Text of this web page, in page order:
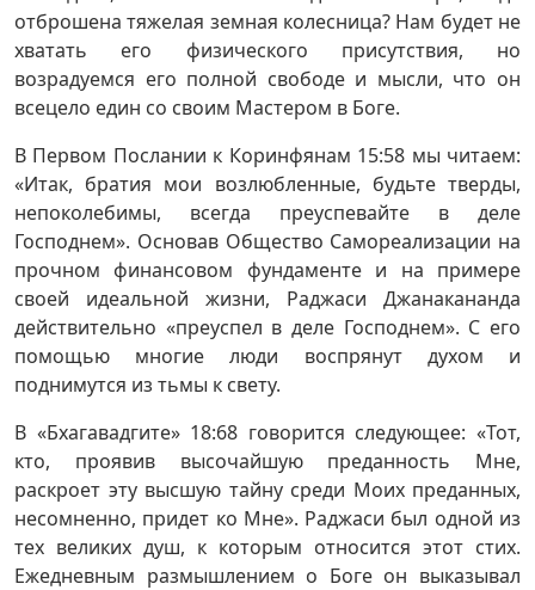
отброшена тяжелая земная колесница? Нам будет не
хватать его физического присутствия, но
возрадуемся его полной свободе и мысли, что он
всецело един со своим Мастером в Боге.
В Первом Послании к Коринфянам 15:58 мы читаем:
«Итак, братия мои возлюбленные, будьте тверды,
непоколебимы, всегда преуспевайте в деле
Господнем». Основав Общество Самореализации на
прочном финансовом фундаменте и на примере
своей идеальной жизни, Раджаси Джанакананда
действительно «преуспел в деле Господнем». С его
помощью многие люди воспрянут духом и
поднимутся из тьмы к свету.
В «Бхагавадгите» 18:68 говорится следующее: «Тот,
кто, проявив высочайшую преданность Мне,
раскроет эту высшую тайну среди Моих преданных,
несомненно, придет ко Мне». Раджаси был одной из
тех великих душ, к которым относится этот стих.
Ежедневным размышлением о Боге он выказывал